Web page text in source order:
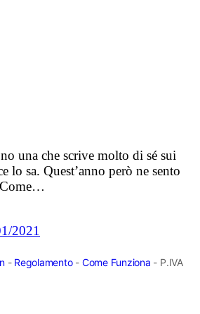
una che scrive molto di sé sui
lo sa. Quest’anno però ne sento
2021
- Regolamento- Come Funziona - P.IVA